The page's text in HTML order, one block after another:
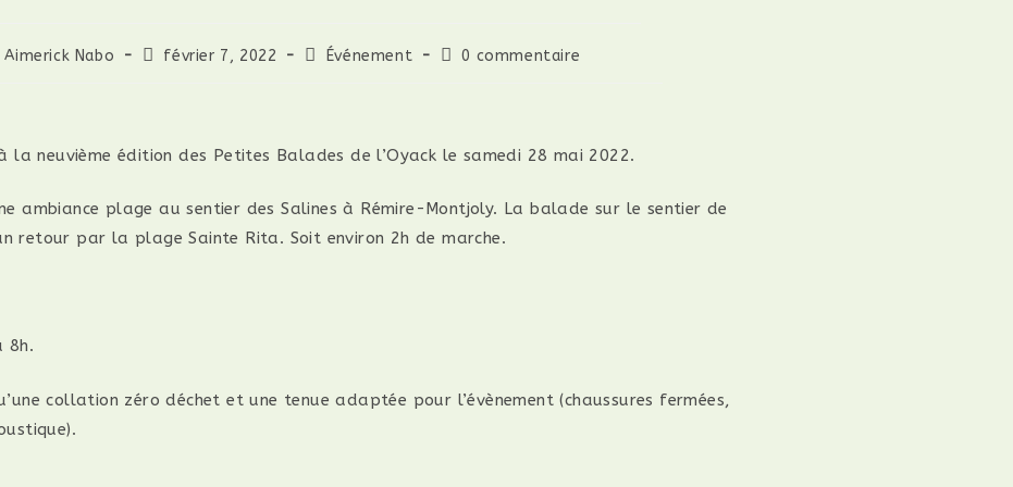
Aimerick Nabo février 7, 2022 Événement 0 commentaire
neuvième édition des Petites Balades de l’Oyack le samedi 28 mai 2022.
ambiance plage au sentier des Salines à Rémire-Montjoly. La balade sur le sentier de
retour par la plage Sainte Rita. Soit environ 2h de marche.
8h.
collation zéro déchet et une tenue adaptée pour l’évènement (chaussures fermées,